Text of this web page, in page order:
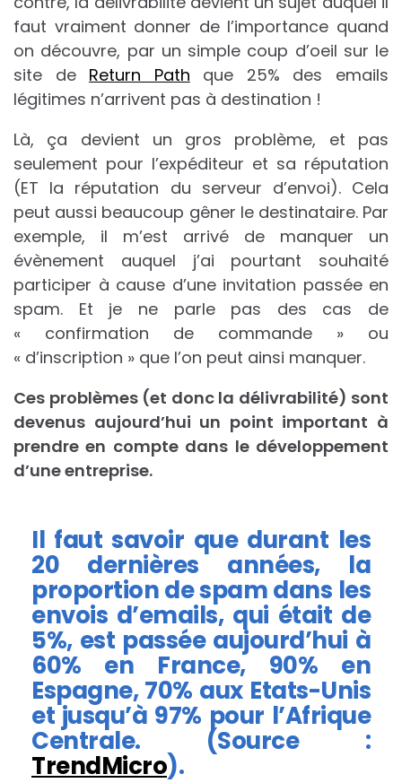
faut vraiment donner de l’importance quand
on découvre, par un simple coup d’oeil sur le
site de Return Path que 25% des emails
légitimes n’arrivent pas à destination !
Là, ça devient un gros problème, et pas
seulement pour l’expéditeur et sa réputation
(ET la réputation du serveur d’envoi). Cela
peut aussi beaucoup gêner le destinataire. Par
exemple, il m’est arrivé de manquer un
évènement auquel j’ai pourtant souhaité
participer à cause d’une invitation passée en
spam. Et je ne parle pas des cas de
« confirmation de commande » ou
« d’inscription » que l’on peut ainsi manquer.
Ces problèmes (et donc la délivrabilité) sont
devenus aujourd’hui un point important à
prendre en compte dans le développement
d’une entreprise.
Il faut savoir que durant les
20 dernières années, la
proportion de spam dans les
envois d’emails, qui était de
5%, est passée aujourd’hui à
60% en France, 90% en
Espagne, 70% aux Etats-Unis
et jusqu’à 97% pour l’Afrique
Centrale. (Source :
TrendMicro).